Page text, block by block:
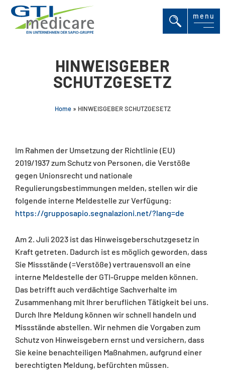
menu
HINWEISGEBER
SCHUTZGESETZ
Home» HINWEISGEBER SCHUTZGESETZ
Im Rahmen der Umsetzung der Richtlinie (EU)
2019/1937 zum Schutz von Personen, die Verstöße
gegen Unionsrecht und nationale
Regulierungsbestimmungen melden, stellen wir die
folgende interne Meldestelle zur Verfügung:
https://grupposapio.segnalazioni.net/?lang=de
Am 2. Juli 2023 ist das Hinweisgeberschutzgesetz in
Kraft getreten. Dadurch ist es möglich geworden, dass
Sie Missstände (=Verstöße) vertrauensvoll an eine
interne Meldestelle der GTI-Gruppe melden können.
Das betrifft auch verdächtige Sachverhalte im
Zusammenhang mit Ihrer beruflichen Tätigkeit bei uns.
Durch Ihre Meldung können wir schnell handeln und
Missstände abstellen. Wir nehmen die Vorgaben zum
Schutz von Hinweisgebern ernst und versichern, dass
Sie keine benachteiligen Maßnahmen, aufgrund einer
berechtigten Meldung, befürchten müssen.